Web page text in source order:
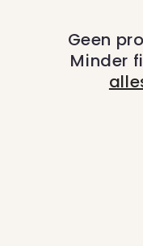
Geen
Minder